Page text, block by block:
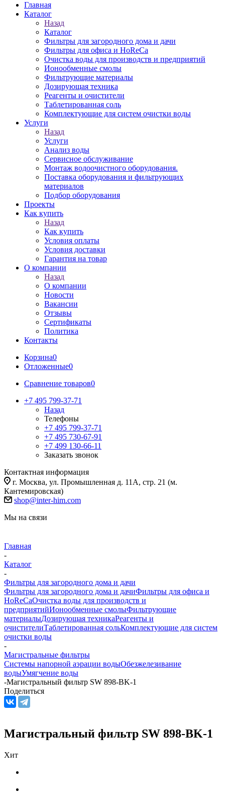
Главная
Каталог
Назад
Каталог
Фильтры для загородного дома и дачи
Фильтры для офиса и HoReCa
Очистка воды для производств и предприятий
Ионообменные смолы
Фильтрующие материалы
Дозирующая техника
Реагенты и очистители
Таблетированная соль
Комплектующие для систем очистки воды
Услуги
Назад
Услуги
Анализ воды
Сервисное обслуживание
Монтаж водоочистного оборудования.
Поставка оборудования и фильтрующих
материалов
Подбор оборудования
Проекты
Как купить
Назад
Как купить
Условия оплаты
Условия доставки
Гарантия на товар
О компании
Назад
О компании
Новости
Вакансии
Отзывы
Сертификаты
Политика
Контакты
Корзина0
Отложенные0
Сравнение товаров0
+7 495 799-37-71
Назад
Телефоны
+7 495 799-37-71
+7 495 730-67-91
+7 499 130-66-11
Заказать звонок
Контактная информация
г. Москва, ул. Промышленная д. 11А, стр. 21 (м.
Кантемировская)
shop@inter-him.com
Мы на связи
Главная
-
Каталог
-
Фильтры для загородного дома и дачи
Фильтры для загородного дома и дачиФильтры для офиса и
HoReCaОчистка воды для производств и
предприятийИонообменные смолыФильтрующие
материалыДозирующая техникаРеагенты и
очистителиТаблетированная сольКомплектующие для систем
очистки воды
-
Магистральные фильтры
Системы напорной аэрации водыОбезжелезивание
водыУмягчение воды
-Магистральный фильтр SW 898-BK-1
Поделиться
Магистральный фильтр SW 898-BK-1
Хит